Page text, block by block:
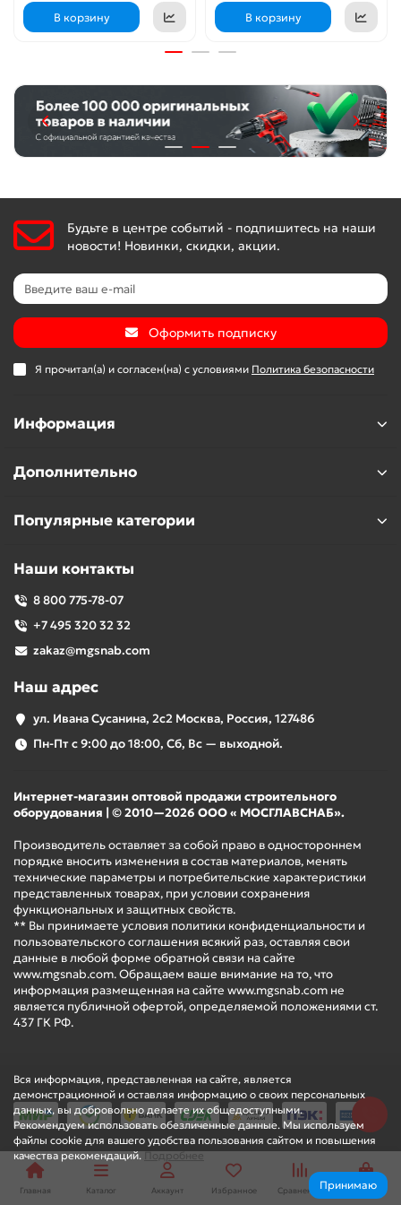
Специально усиленный корпус редуктора для
улучшения теплоотвода и обеспечения прочности
самого нагруженного узла
дисков
Закрывающий зону работы подпружиненный кожух
предотвращает разброс продуктов реза при любой
Возможность резки при установке только одного
диска
Дополнительная рукоятка, регулируемая по углу
наклона, для надежного хвата
Эргономичный выключатель с фиксацией во
включенном положении
предотвращающая повреждение коллектора при
Фирменный кейс для удобного хранения и
Использование
поверхностях
В корзину В корзину
Вся информация, представленная на сайте, является
демонстрационной и оставляя информацию о своих персональных
данных, вы добровольно делаете их общедоступными.
Рекомендуем использовать обезличенные данные. Мы используем
файлы cookie для вашего удобства пользования сайтом и повышения
качества рекомендаций.Подробнее
Принимаю
Будьте в центре событий - подпишитесь на наши
новости! Новинки, скидки, акции.
Оформить подписку
Я прочитал(а) и согласен(на) с условиями Политика безопасности
Информация
Дополнительно
Популярные категории
Наши контакты
8 800 775-78-07
+7 495 320 32 32
zakaz@mgsnab.com
Наш адрес
ул. Ивана Сусанина, 2с2 Москва, Россия, 127486
Пн-Пт с 9:00 до 18:00, Сб, Вс — выходной.
Интернет-магазин оптовой продажи строительного
оборудования | © 2010—2026 ООО « МОСГЛАВСНАБ».
Производитель оставляет за собой право в одностороннем
порядке вносить изменения в состав материалов, менять
технические параметры и потребительские характеристики
представленных товарах, при условии сохранения
функциональных и защитных свойств.
** Вы принимаете условия политики конфиденциальности и
пользовательского соглашения всякий раз, оставляя свои
данные в любой форме обратной связи на сайте
www.mgsnab.com. Обращаем ваше внимание на то, что
информация размещенная на сайте www.mgsnab.com не
является публичной офертой, определяемой положениями ст.
437 ГК РФ.
Главная Каталог Аккаунт Избранное Сравнение Корзина